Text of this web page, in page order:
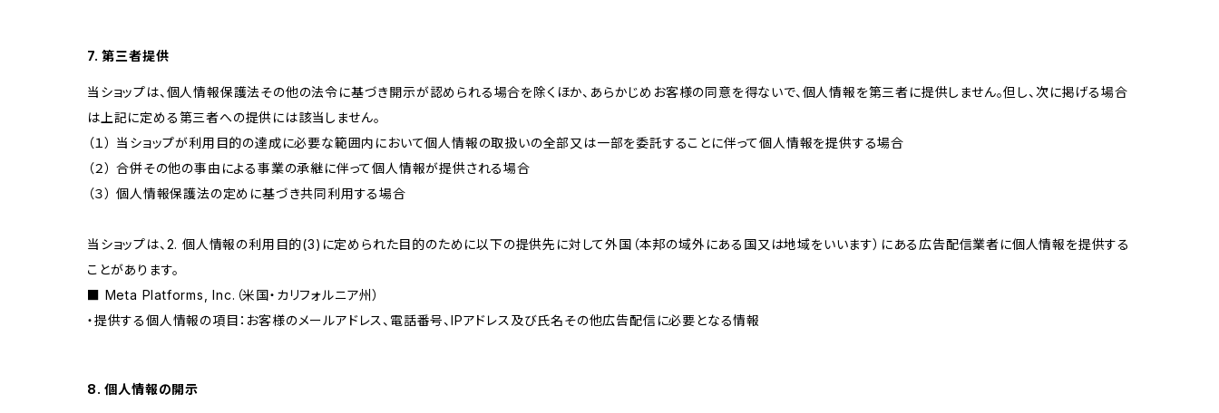
7. 第三者提供
当ショップは、個人情報保護法その他の法令に基づき開示が認められる場合を除くほか、あらかじめお客様の同意を得ないで、個人情報を第三者に提供しません。但し、次に掲げる場合
は上記に定める第三者への提供には該当しません。
（１） 当ショップが利用目的の達成に必要な範囲内において個人情報の取扱いの全部又は一部を委託することに伴って個人情報を提供する場合
（２） 合併その他の事由による事業の承継に伴って個人情報が提供される場合
（３） 個人情報保護法の定めに基づき共同利用する場合
当ショップは、2. 個人情報の利用目的(3)に定められた目的のために以下の提供先に対して外国（本邦の域外にある国又は地域をいいます）にある広告配信業者に個人情報を提供する
ことがあります。
■ Meta Platforms, Inc.（米国・カリフォルニア州）
・提供する個人情報の項目：お客様のメールアドレス、電話番号、IPアドレス及び氏名その他広告配信に必要となる情報
8. 個人情報の開示